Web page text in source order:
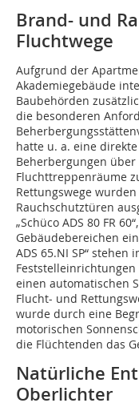
Brand- und
Fluchtwege
Aufgrund der
Akademiegebäude
Baubehörden
die besonderen
hatte u. a. eine
Beherbergungen
Fluchttreppenräume
Rettungswege
Rauchschutztüren
„Schüco ADS 80 FR
Gebäudebereichen
ADS 65.NI SP“
einen automatischen
Flucht- und
wurde durch eine
motorischen
die Flüchtenden das
Natürliche
Oberlichter